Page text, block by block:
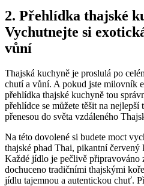
2. Přehlídka thajské
Vychutnejte si
vůní
Thajská kuchyně je proslulá po
chutí a vůní. A pokud jste milovník
přehlídka thajské kuchyně tou
přehlídce se můžete těšit na nejlepší
přenesou do světa vzdáleného
Na této dovolené si budete moct
thajské phad Thai, pikantní červený
Každé jídlo je pečlivě připravováno
dochuceno tradičními thajskými
jídlu tajemnou a autentickou chuť.